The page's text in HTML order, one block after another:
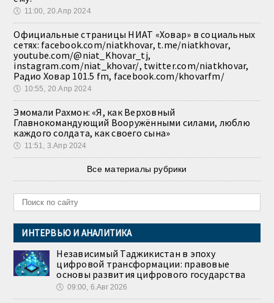
🕔 11:00, 20.Апр 2024
Официальные страницы НИАТ «Ховар» в социальных
сетях: facebook.com/niatkhovar, t.me/niatkhovar,
youtube.com/@niat_Khovar_tj,
instagram.com/niat_khovar/, twitter.com/niatkhovar,
Радио Ховар 101.5 fm, facebook.com/khovarfm/
🕔 10:55, 20.Апр 2024
Эмомали Рахмон: «Я, как Верховный
Главнокомандующий Вооружёнными силами, люблю
каждого солдата, как своего сына»
🕔 11:51, 3.Апр 2024
Все материалы рубрики
ИНТЕРВЬЮ И АНАЛИТИКА
Независимый Таджикистан в эпоху
цифровой трансформации: правовые
основы развития цифрового государства
🕔 09:00, 6.Авг 2026